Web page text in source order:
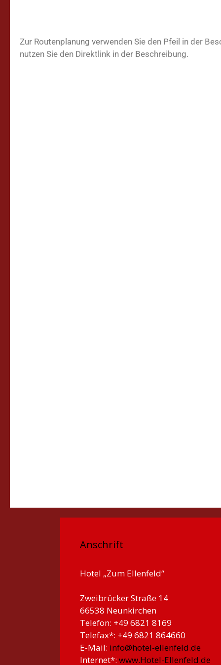
Zur Routenplanung verwenden Sie den Pfeil in der
nutzen Sie den Direktlink in der Beschreibung.
Anschrift
Hotel „Zum Ellenfeld“
Zweibrücker Straße 14
66538 Neunkirchen
Telefon: +49 6821 8169
Telefax*: +49 6821 864660
E-Mail: info@hotel-ellenfeld.de
Internet*: www.Hotel-Ellenfeld.de